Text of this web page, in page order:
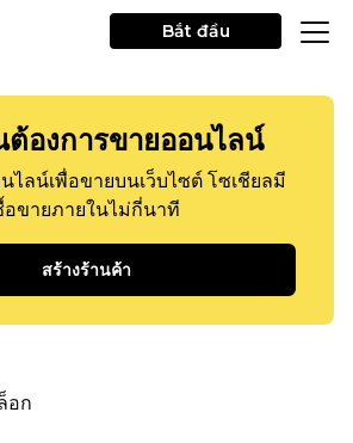
Bắt đầu
องการขายออนไลน์
ไลน์เพื่อขายบนเว็บไซต์ โซเชียลมี
อขายภายในไม่กี่นาที
สร้างร้านค้า
อก